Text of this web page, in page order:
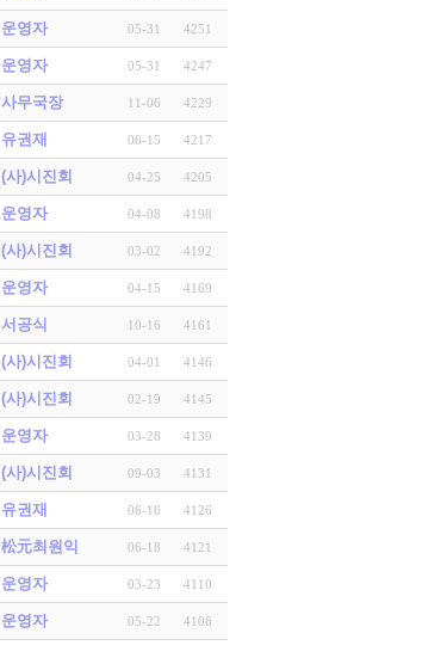
운영자 05-31 4251
운영자 05-31 4247
사무국장 11-06 4229
유권재 06-15 4217
(사)시진회 04-25 4205
운영자 04-08 4198
(사)시진회 03-02 4192
운영자 04-15 4169
서공식 10-16 4161
(사)시진회 04-01 4146
(사)시진회 02-19 4145
운영자 03-28 4139
(사)시진회 09-03 4131
유권재 06-16 4126
松元최원익 06-18 4121
운영자 03-23 4110
운영자 05-22 4106